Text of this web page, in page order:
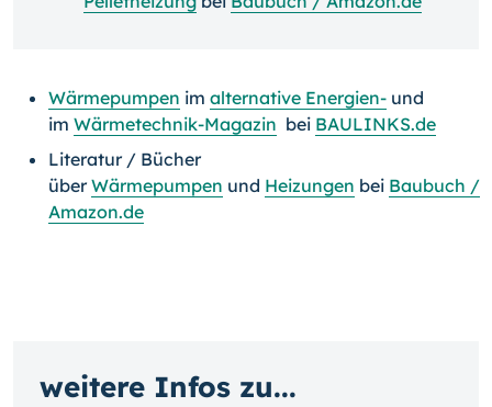
Wärmepumpen im alternative Energien- und
im Wärmetechnik-Magazin bei BAULINKS.de
Literatur / Bücher
überWärmepumpen und Heizungen bei Baubuch /
Amazon.de
weitere Infos zu...